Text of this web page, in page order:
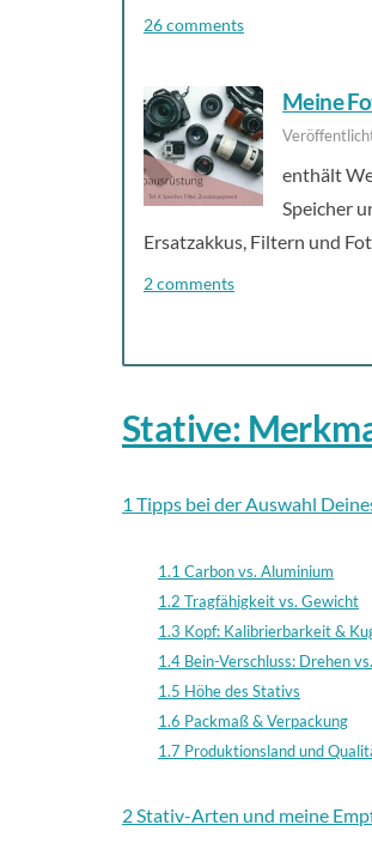
26 comments
Meine
enthält
Speicher
Ersatzakkus, Filtern und
2 comments
Stative:
1 Tipps bei der Auswahl
1.1 Carbon vs. Aluminium
1.2 Tragfähigkeit vs. Gewicht
1.3 Kopf: Kalibrierbarkeit &
1.4 Bein-Verschluss: Drehen
1.5 Höhe des Stativs
1.6 Packmaß & Verpackung
1.7 Produktionsland und
2 Stativ-Arten und meine